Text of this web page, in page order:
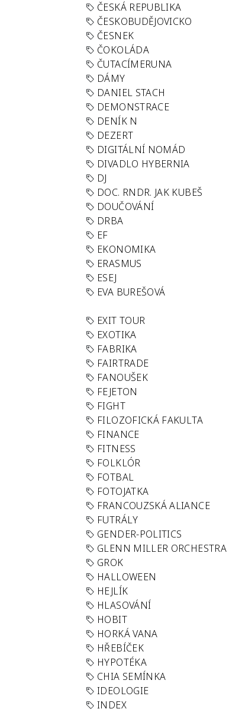
ČESKÁ REPUBLIKA
ČESKOBUDĚJOVICKO
ČESNEK
ČOKOLÁDA
ČUTACÍMERUNA
DÁMY
DANIEL STACH
DEMONSTRACE
DENÍK N
DEZERT
DIGITÁLNÍ NOMÁD
DIVADLO HYBERNIA
DJ
DOC. RNDR. JAK KUBEŠ
DOUČOVÁNÍ
DRBA
EF
EKONOMIKA
ERASMUS
ESEJ
EVA BUREŠOVÁ
EXIT TOUR
EXOTIKA
FABRIKA
FAIRTRADE
FANOUŠEK
FEJETON
FIGHT
FILOZOFICKÁ FAKULTA
FINANCE
FITNESS
FOLKLÓR
FOTBAL
FOTOJATKA
FRANCOUZSKÁ ALIANCE
FUTRÁLY
GENDER-POLITICS
GLENN MILLER ORCHESTRA
GROK
HALLOWEEN
HEJLÍK
HLASOVÁNÍ
HOBIT
HORKÁ VANA
HŘEBÍČEK
HYPOTÉKA
CHIA SEMÍNKA
IDEOLOGIE
INDEX